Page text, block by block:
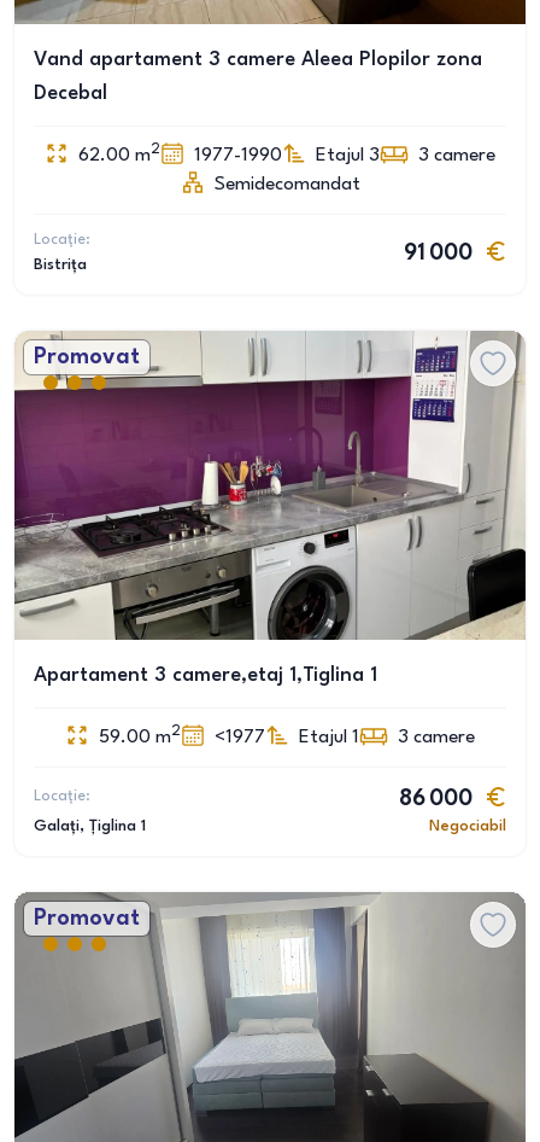
Vand apartament 3 camere Aleea Plopilor zona
Decebal
62.00 m2 1977-1990 Etajul 3 3 camere
Semidecomandat
Locație:
Bistrița
91 000
Promovat
Apartament 3 camere,etaj 1,Tiglina 1
59.00 m2 <1977 Etajul 1 3 camere
Locație:
Galați, Țiglina 1
86 000
Negociabil
Promovat